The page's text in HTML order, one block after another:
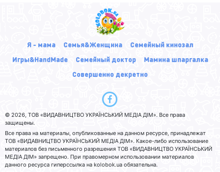
Я - мама Семья&Женщина
Семейный кинозал
Игры&HandMade
Семейный доктор
Мамина шпаргалка
Совершенно декретно
© 2026, ТОВ «ВИДАВНИЦТВО УКРАЇНСЬКИЙ МЕДІА ДІМ». Все права
защищены.
Все права на материалы, опубликованные на данном ресурсе, принадлежат
ТОВ «ВИДАВНИЦТВО УКРАЇНСЬКИЙ МЕДІА ДІМ». Какое-либо использование
материалов без письменного разрешения ТОВ «ВИДАВНИЦТВО УКРАЇНСЬКИЙ
МЕДІА ДІМ» запрещено. При правомерном использовании материалов
данного ресурса гиперссылка на kolobok.ua обязательна.